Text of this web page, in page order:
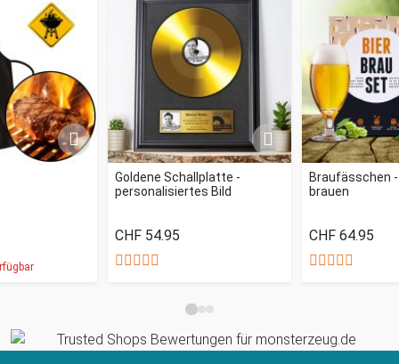
Goldene Schallplatte -
personalisiertes Bild
CHF 54.95
Braufässchen
brauen
CHF 64.95